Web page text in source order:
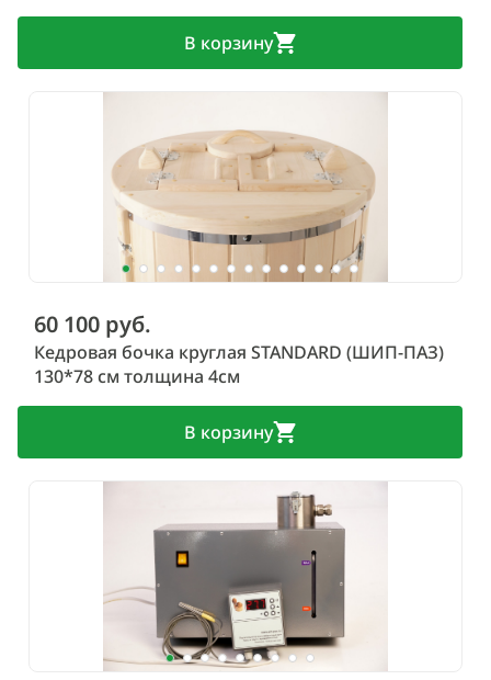
В корзину
60 100 руб.
Кедровая бочка круглая STANDARD (ШИП-ПАЗ)
130*78 см толщина 4см
В корзину